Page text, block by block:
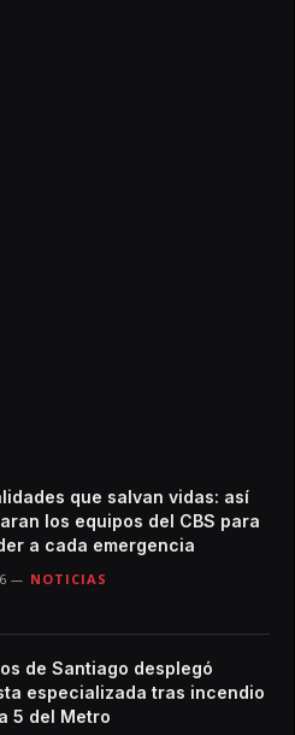
que salvan vidas: así
los equipos del CBS para
a cada emergencia
NOTICIAS
de Santiago desplegó
especializada tras incendio
5 del Metro